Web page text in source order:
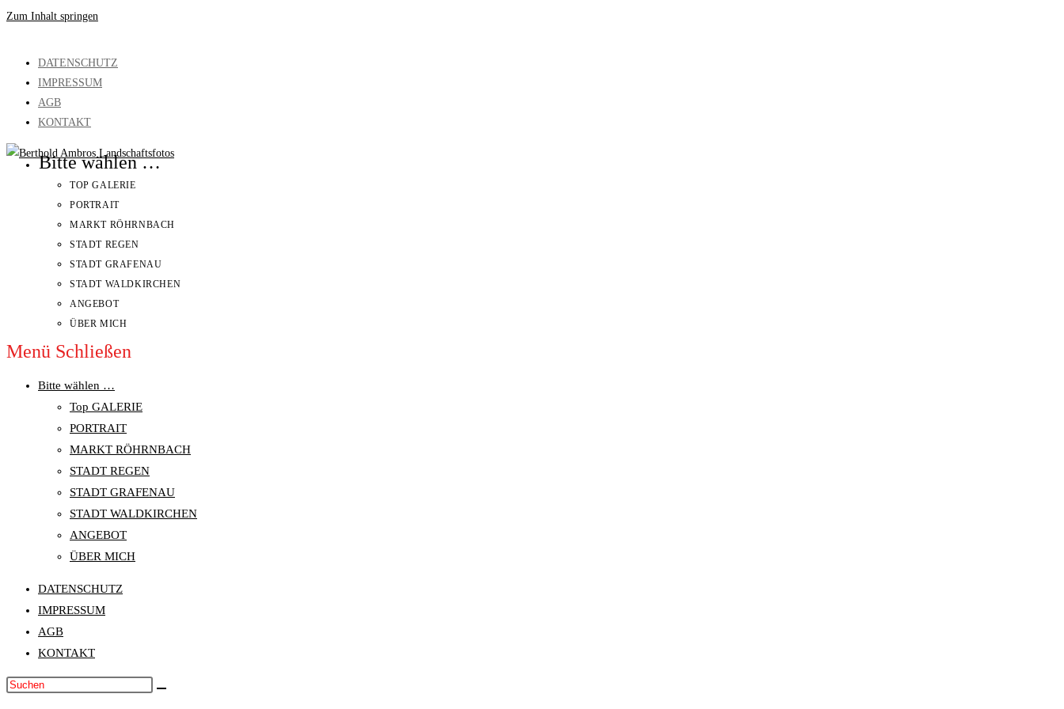
Zum Inhalt springen
DATENSCHUTZ
IMPRESSUM
AGB
KONTAKT
Bitte wählen …
TOP GALERIE
PORTRAIT
MARKT RÖHRNBACH
STADT REGEN
STADT GRAFENAU
STADT WALDKIRCHEN
ANGEBOT
ÜBER MICH
Menü Schließen
Bitte wählen …
Top GALERIE
PORTRAIT
MARKT RÖHRNBACH
STADT REGEN
STADT GRAFENAU
STADT WALDKIRCHEN
ANGEBOT
ÜBER MICH
DATENSCHUTZ
IMPRESSUM
AGB
KONTAKT